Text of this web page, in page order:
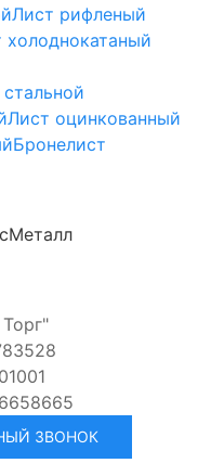
Лист рифленый
холоднокатаный
Лист оцинкованный
Бронелист
ЗВОНОК